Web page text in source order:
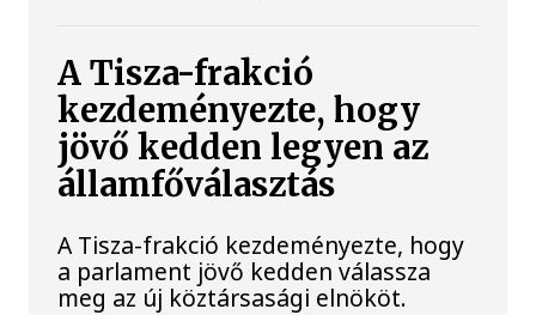
A Tisza-frakció
kezdeményezte, hogy
jövő kedden legyen az
államfőválasztás
A Tisza-frakció kezdeményezte, hogy
a parlament jövő kedden válassza
meg az új köztársasági elnököt.